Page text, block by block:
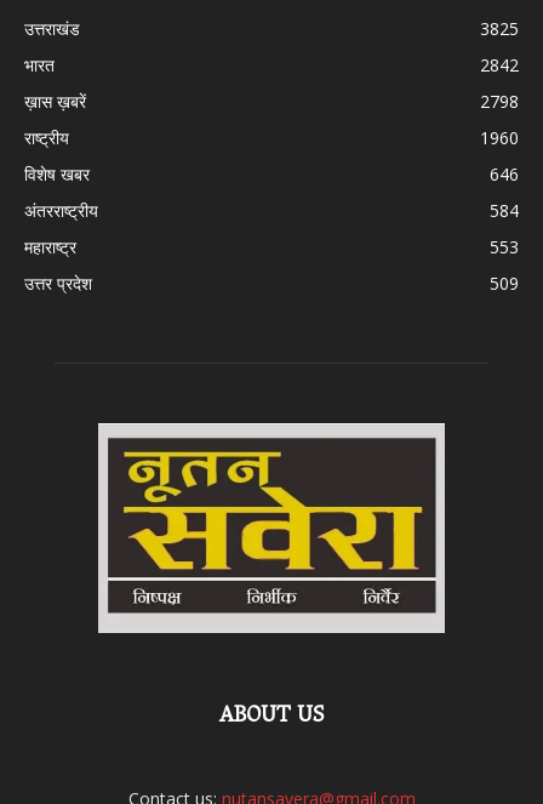
उत्तराखंड
3825
भारत
2842
ख़ास ख़बरें
2798
राष्ट्रीय
1960
विशेष खबर
646
अंतरराष्ट्रीय
584
महाराष्ट्र
553
उत्तर प्रदेश
509
ABOUT US
Contact us: nutansavera@gmail.com